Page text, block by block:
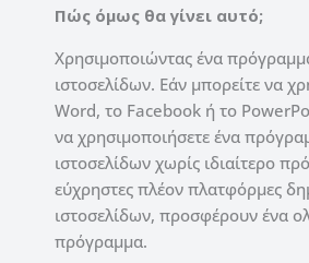
Πώς όμως θα γίνει αυτό;
Χρησιμοποιώντας ένα
ιστοσελίδων. Εάν μπορείτε να
Word, το Facebook ή το
να χρησιμοποιήσετε ένα
ιστοσελίδων χωρίς ιδιαίτερο
εύχρηστες πλέον πλατφόρμες
ιστοσελίδων, προσφέρουν ένα
πρόγραμμα.